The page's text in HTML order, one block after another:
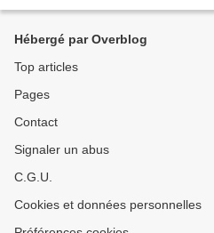
Hébergé par Overblog
Top articles
Pages
Contact
Signaler un abus
C.G.U.
Cookies et données personnelles